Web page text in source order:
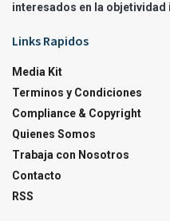
interesados en la objetividad
Links Rapidos
Media Kit
Terminos y Condiciones
Compliance & Copyright
Quienes Somos
Trabaja con Nosotros
Contacto
RSS